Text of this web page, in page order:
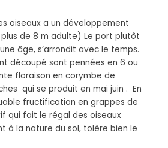
oiseaux a un développement
de 8 m adulte) Le port plutôt
âge, s’arrondit avec le temps.
découpé sont pennées en 6 ou
floraison en corymbe de
qui se produit en mai juin . En
fructification en grappes de
qui fait le régal des oiseaux
à la nature du sol, tolère bien le